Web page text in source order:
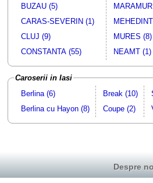
BUZAU (5)
CARAS-SEVERIN (1)
CLUJ (9)
CONSTANTA (55)
MURES (8)
NEAMT (1)
Caroserii in Iasi
Berlina (6)
Berlina cu Hayon (8)
Break (10)
Coupe (2)
Despre